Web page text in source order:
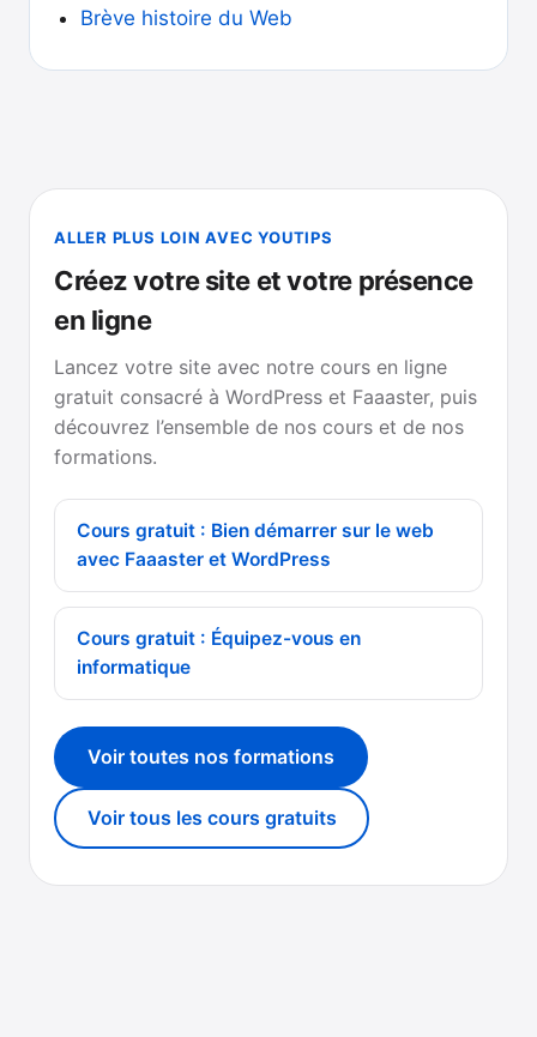
Brève histoire du Web
ALLER PLUS LOIN AVEC YOUTIPS
Créez votre site et votre présence
en ligne
Lancez votre site avec notre cours en ligne
gratuit consacré à WordPress et Faaaster, puis
découvrez l’ensemble de nos cours et de nos
formations.
Cours gratuit : Bien démarrer sur le web
avec Faaaster et WordPress
Cours gratuit : Équipez-vous en
informatique
Voir toutes nos formations
Voir tous les cours gratuits